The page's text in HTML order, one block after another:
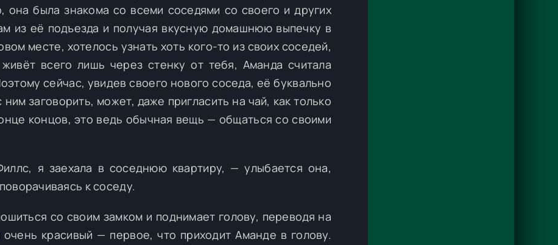
была знакома со всеми соседями со своего и других
из её подъезда и получая вкусную домашнюю выпечку в
месте, хотелось узнать хоть кого-то из своих соседей,
всего лишь через стенку от тебя, Аманда считала
сейчас, увидев своего нового соседа, её буквально
заговорить, может, даже пригласить на чай, как только
концов, это ведь обычная вещь — общаться со своими
я заехала в соседнюю квартиру, — улыбается она,
к соседу.
со своим замком и поднимает голову, переводя на
красивый — первое, что приходит Аманде в голову.